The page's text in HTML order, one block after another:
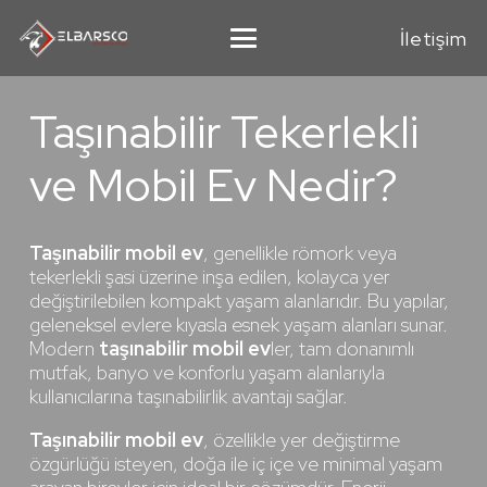
İletişim
Taşınabilir Tekerlekli
ve Mobil Ev Nedir?
Taşınabilir mobil ev, genellikle römork veya
tekerlekli şasi üzerine inşa edilen, kolayca yer
değiştirilebilen kompakt yaşam alanlarıdır. Bu yapılar,
geleneksel evlere kıyasla esnek yaşam alanları sunar.
Modern taşınabilir mobil evler, tam donanımlı
mutfak, banyo ve konforlu yaşam alanlarıyla
kullanıcılarına taşınabilirlik avantajı sağlar.
Taşınabilir mobil ev, özellikle yer değiştirme
özgürlüğü isteyen, doğa ile iç içe ve minimal yaşam